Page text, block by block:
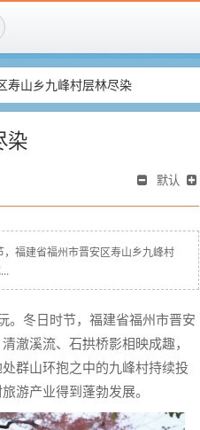
寿山乡九峰村层林尽染
染
默认
福建省福州市晋安区寿山乡九峰村
。冬日时节，福建省福州市晋安
澈溪流、石拱桥影相映成趣，
群山环抱之中的九峰村持续投
游产业得到蓬勃发展。